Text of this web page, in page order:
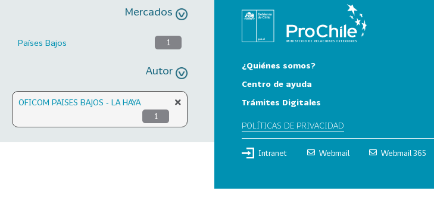
Mercados
Países Bajos 1
Autor
OFICOM PAISES BAJOS - LA HAYA
1
¿Quiénes somos?
Centro de ayuda
Trámites Digitales
POLÍTICAS DE PRIVACIDAD
Intranet Webmail Webmail 365